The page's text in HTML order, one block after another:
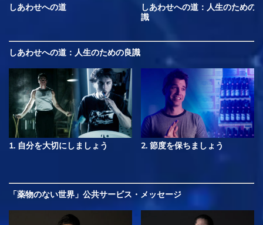
しあわせへの道
しあわせへの道：人生のための
識
しあわせへの道：人生のための良識
1. 自分を大切にしましょう 2. 節度を保ちましょう
「薬物のない世界」公共サービス・メッセージ